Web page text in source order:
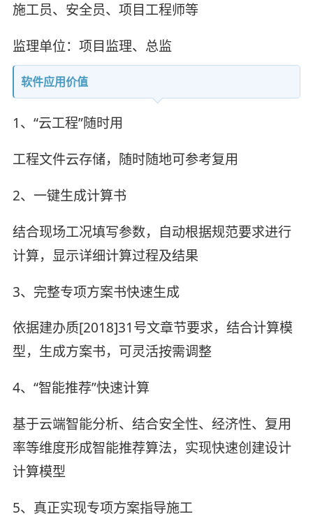
施工员、安全员、项目工程师等
监理单位：项目监理、总监
软件应用价值
1、“云工程”随时用
工程文件云存储，随时随地可参考复用
2、一键生成计算书
结合现场工况填写参数，自动根据规范要求进行
计算，显示详细计算过程及结果
3、完整专项方案书快速生成
依据建办质[2018]31号文章节要求，结合计算模
型，生成方案书，可灵活按需调整
4、“智能推荐”快速计算
基于云端智能分析、结合安全性、经济性、复用
率等维度形成智能推荐算法，实现快速创建设计
计算模型
5、真正实现专项方案指导施工